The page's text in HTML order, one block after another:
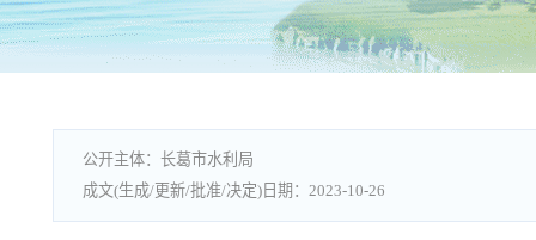
长葛市水利局
2023-10-26